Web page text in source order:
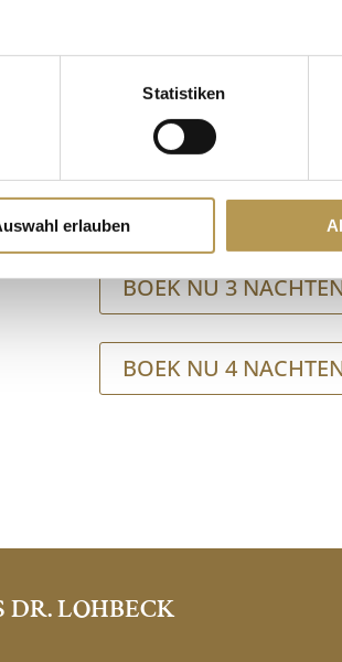
Statistiken
erlauben
Houd er rekening mee dat
reservering te bevestigen.
BOEK NU 3
BOEK NU 3
BOEK NU 4
LOHBECK